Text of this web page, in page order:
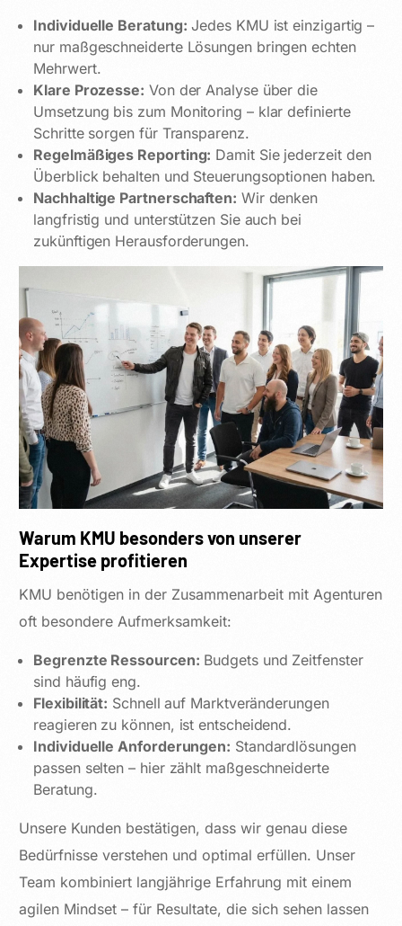
Individuelle Beratung: Jedes KMU ist einzigartig –
nur maßgeschneiderte Lösungen bringen echten
Mehrwert.
Klare Prozesse: Von der Analyse über die
Umsetzung bis zum Monitoring – klar definierte
Schritte sorgen für Transparenz.
Regelmäßiges Reporting: Damit Sie jederzeit den
Überblick behalten und Steuerungsoptionen haben.
Nachhaltige Partnerschaften: Wir denken
langfristig und unterstützen Sie auch bei
zukünftigen Herausforderungen.
Warum KMU besonders von unserer
Expertise profitieren
KMU benötigen in der Zusammenarbeit mit Agenturen
oft besondere Aufmerksamkeit:
Begrenzte Ressourcen: Budgets und Zeitfenster
sind häufig eng.
Flexibilität: Schnell auf Marktveränderungen
reagieren zu können, ist entscheidend.
Individuelle Anforderungen: Standardlösungen
passen selten – hier zählt maßgeschneiderte
Beratung.
Unsere Kunden bestätigen, dass wir genau diese
Bedürfnisse verstehen und optimal erfüllen. Unser
Team kombiniert langjährige Erfahrung mit einem
agilen Mindset – für Resultate, die sich sehen lassen